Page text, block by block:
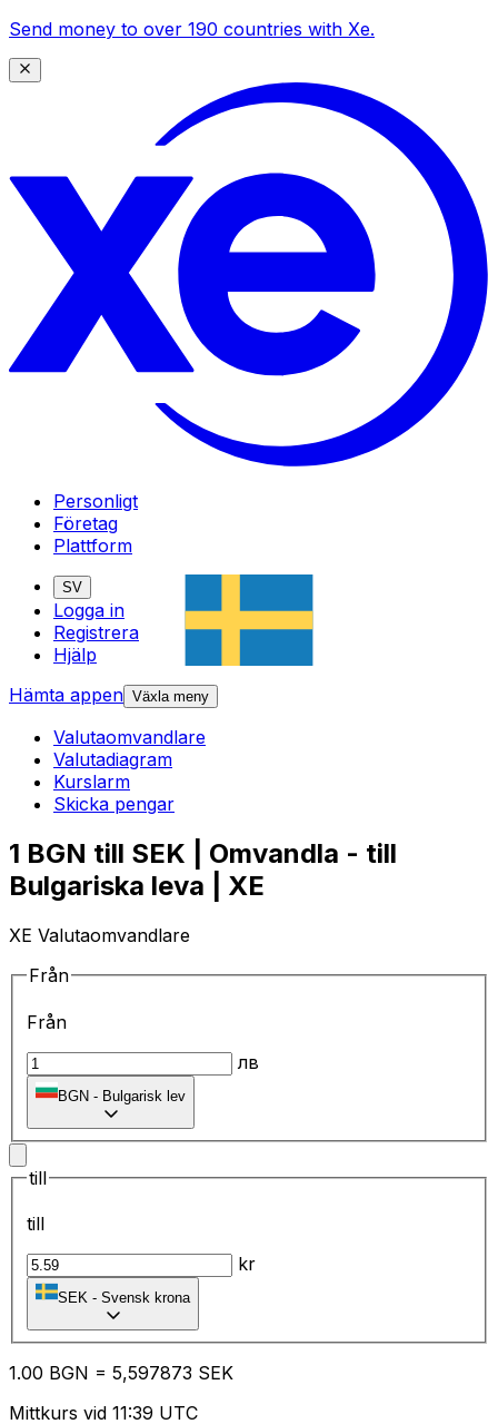
Send money to over 190 countries with Xe.
Personligt
Företag
Plattform
SV
Logga in
Registrera
Hjälp
Hämta appen Växla meny
Valutaomvandlare
Valutadiagram
Kurslarm
Skicka pengar
1 BGN till SEK | Omvandla - till
Bulgariska leva | XE
XE Valutaomvandlare
Från
Från
лв
BGN - Bulgarisk lev
till
till
kr
SEK - Svensk krona
1.00 BGN = 5,597873 SEK
Mittkurs vid 11:39 UTC